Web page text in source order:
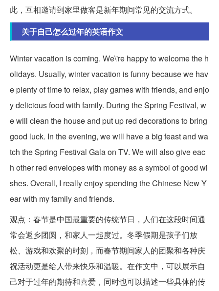
此，互相邀请到家里做客是新年期间常见的交流方式。
关于自己怎么过年的英语作文
Winter vacation is coming. We\'re happy to welcome the h
olidays. Usually, winter vacation is funny because we hav
e plenty of time to relax, play games with friends, and enjo
y delicious food with family. During the Spring Festival, w
e will clean the house and put up red decorations to bring
good luck. In the evening, we will have a big feast and wa
tch the Spring Festival Gala on TV. We will also give eac
h other red envelopes with money as a symbol of good wi
shes. Overall, I really enjoy spending the Chinese New Y
ear with my family and friends.
观点：春节是中国最重要的传统节日，人们在这段时间通
常会返乡团圆，和家人一起度过。冬季假期是孩子们放
松、游戏和欢聚的时刻，而春节期间家人的团聚和各种庆
祝活动更是给人带来快乐和温暖。在作文中，可以展示自
己对于过年的期待和喜爱，同时也可以描述一些具体的传